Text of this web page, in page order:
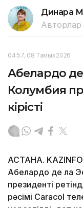
Динара
Авторлар
04:57, 08 Тамыз 2026
Абелардо
Колумбия
кірісті
АСТАНА.
Абелардо де ла
президенті
рәсімі Caracol